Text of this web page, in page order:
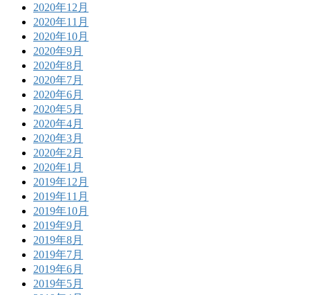
2020年12月
2020年11月
2020年10月
2020年9月
2020年8月
2020年7月
2020年6月
2020年5月
2020年4月
2020年3月
2020年2月
2020年1月
2019年12月
2019年11月
2019年10月
2019年9月
2019年8月
2019年7月
2019年6月
2019年5月